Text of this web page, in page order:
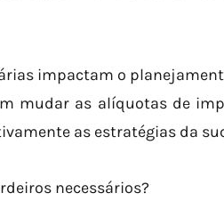
impactam o
mudar as alíquotas de
as estratégias da
necessários?